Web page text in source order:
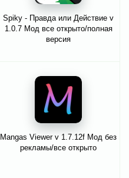
Spiky - Правда или Действие v
1.0.7 Мод все открыто/полная
версия
Mangas Viewer v 1.7.12f Мод без
рекламы/все открыто